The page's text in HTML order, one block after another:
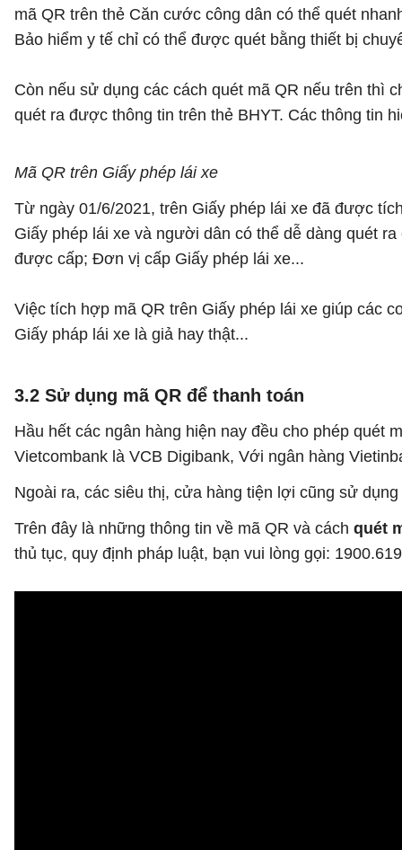
mã QR trên thẻ Căn cước công dân có thể quét
Bảo hiểm y tế chỉ có thể được quét bằng thiết bị
Còn nếu sử dụng các cách quét mã QR nếu trên thì
quét ra được thông tin trên thẻ BHYT. Các thông tin
Mã QR trên Giấy phép lái xe
Từ ngày 01/6/2021, trên Giấy phép lái xe đã được
Giấy phép lái xe và người dân có thể dễ dàng quét
được cấp; Đơn vị cấp Giấy phép lái xe...
Việc tích hợp mã QR trên Giấy phép lái xe giúp các
Giấy pháp lái xe là giả hay thật...
3.2 Sử dụng mã QR để thanh toán
Hầu hết các ngân hàng hiện nay đều cho phép quét
Vietcombank là VCB Digibank, Với ngân hàng
Ngoài ra, các siêu thị, cửa hàng tiện lợi cũng sử
Trên đây là những thông tin về mã QR và cách quét
thủ tục, quy định pháp luật, bạn vui lòng gọi: